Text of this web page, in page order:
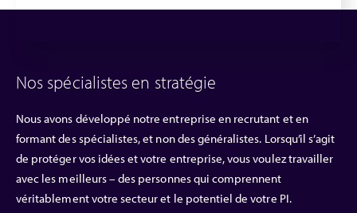
Nos spécialistes en stratégie
Nous avons développé notre entreprise en recrutant et en
formant des spécialistes, et non des généralistes. Lorsqu’il s’agit
de protéger vos idées et votre entreprise, vous voulez travailler
avec les meilleurs – des personnes qui comprennent
véritablement votre secteur et le potentiel de votre PI.